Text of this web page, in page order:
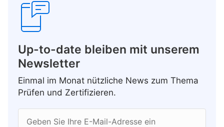
Up-to-date bleiben mit unserem
Newsletter
Einmal im Monat nützliche News zum Thema
Prüfen und Zertifizieren.
Geben Sie Ihre E-Mail-Adresse ein